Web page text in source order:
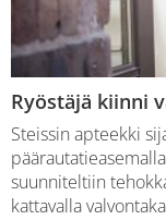
Ryöstäjä kiinni
Steissin apteekki
suunniteltiin
kattavalla